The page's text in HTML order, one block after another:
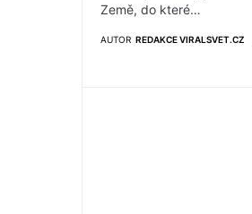
Země, do které…
AUTOR REDAKCE VIRALSVET.CZ